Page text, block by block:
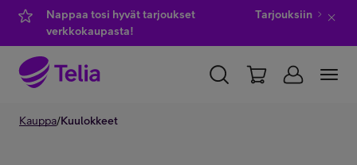
Nappaa tosi hyvät tarjoukset
verkkokaupasta!
Tarjouksiin
YKSITYISILLE YRITYKSILLE
Kauppa/Kuulokkeet